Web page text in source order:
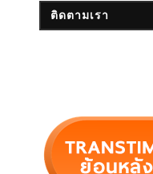
ติดตามเรา